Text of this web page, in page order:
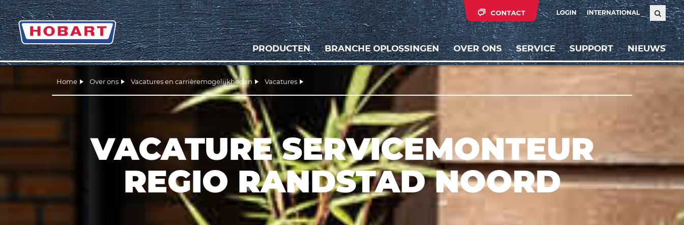
LOGIN INTERNATIONAL
CONTACT
PRODUCTEN BRANCHE OPLOSSINGEN OVER ONS SERVICE SUPPORT NIEUWS
Home Over ons Vacatures en carrièremogelijkheden Vacatures
VACATURE SERVICEMONTEUR
REGIO RANDSTAD NOORD